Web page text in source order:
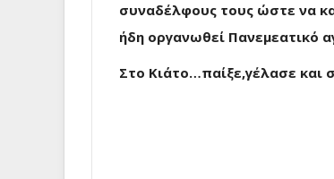
συναδέλφους τους ώστε να
ήδη οργανωθεί Πανεμεατικό
Στο Κιάτο…παίξε,γέλασε και